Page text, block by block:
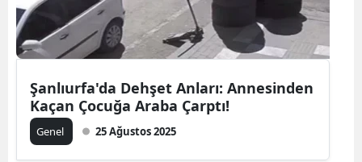
Şanlıurfa'da Dehşet Anları: Annesinden
Kaçan Çocuğa Araba Çarptı!
Genel 25 Ağustos 2025